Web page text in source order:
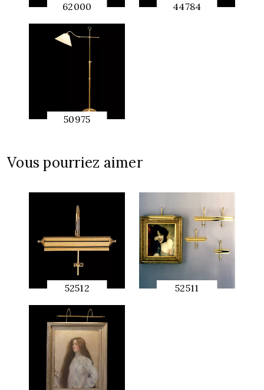
62000
APERÇU
RAPIDE
44784
50975
Vous pourriez aimer
52512
APERÇU
RAPIDE
52511